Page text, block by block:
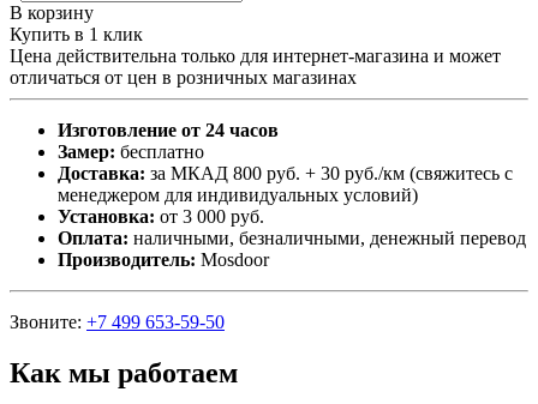
В корзину
Купить в 1 клик
Цена действительна только для интернет-магазина и может
отличаться от цен в розничных магазинах
Изготовление от 24 часов
Замер: бесплатно
Доставка: за МКАД 800 руб. + 30 руб./км (свяжитесь с
менеджером для индивидуальных условий)
Установка: от 3 000 руб.
Оплата: наличными, безналичными, денежный перевод
Производитель: Mosdoor
Звоните: +7 499 653-59-50
Как мы работаем